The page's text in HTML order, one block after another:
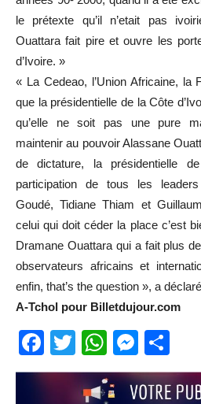
le prétexte qu’il n’etait pas
Ouattara fait pire et ouvre les
d’Ivoire. »
« La Cedeao, l’Union Africaine, la
que la présidentielle de la Côte
qu’elle ne soit pas une pure
maintenir au pouvoir Alassane
de dictature, la présidentielle
participation de tous les
Goudé, Tidiane Thiam et
celui qui doit céder la place c’est
Dramane Ouattara qui a fait plus
observateurs africains et
enfin, that’s the question », a
A-Tchol pour Billetdujour.com
Facebook
Twitter